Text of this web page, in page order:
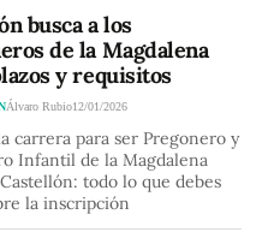
busca a los
de la Magdalena
y requisitos
Álvaro Rubio12/01/2026
carrera para ser Pregonero y
Infantil de la Magdalena
todo lo que debes
la inscripción